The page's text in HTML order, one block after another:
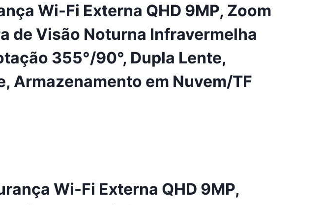
Wi-Fi Externa QHD 9MP, Zoom
de Visão Noturna Infravermelha
355°/90°, Dupla Lente,
Armazenamento em Nuvem/TF
Wi-Fi Externa QHD 9MP,